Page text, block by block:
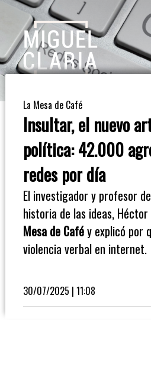
La
Mesa
Café
Columna
Opinión
Radioinforme
La Mesa de Café
Insultar, el nuevo
política: 42.000
redes por día
El investigador y profesor
historia de las ideas,
Mesa de Caféy explicó por
violencia verbal en internet.
30/07/2025 | 11:08